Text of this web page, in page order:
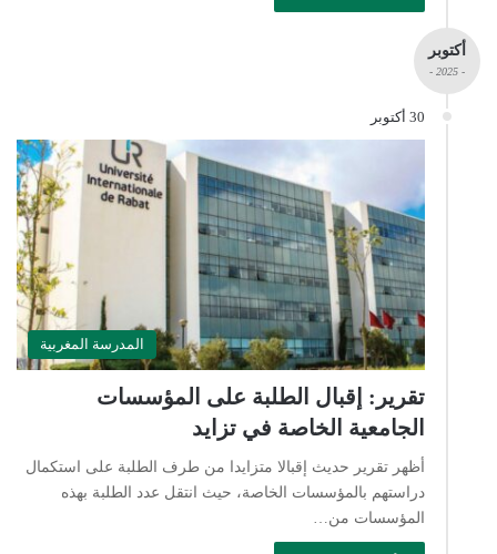
أكتوبر
- 2025 -
30 أكتوبر
المدرسة المغربية
تقرير: إقبال الطلبة على المؤسسات
الجامعية الخاصة في تزايد
أظهر تقرير حديث إقبالا متزايدا من طرف الطلبة على استكمال
دراستهم بالمؤسسات الخاصة، حيث انتقل عدد الطلبة بهذه
المؤسسات من…